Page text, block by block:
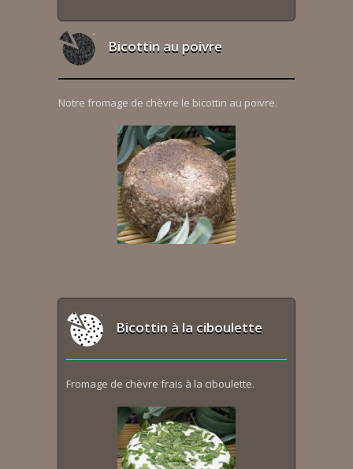
Bicottin au poivre
Notre fromage de chèvre le bicottin au poivre.
Bicottin à la ciboulette
Fromage de chèvre frais à la ciboulette.